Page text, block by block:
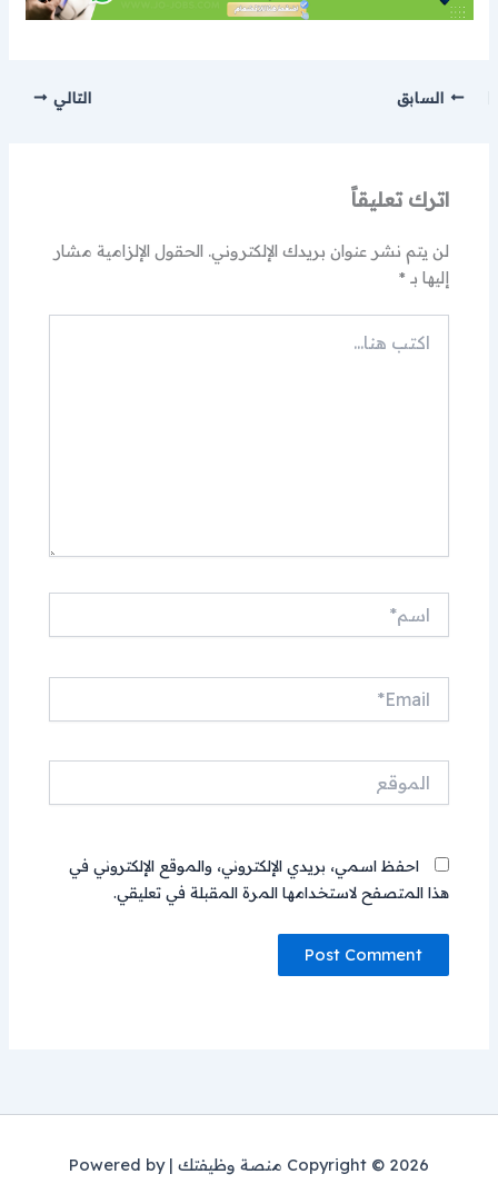
السابق التالي
اترك تعليقاً
لن يتم نشر عنوان بريدك الإلكتروني. الحقول الإلزامية مشار
إليها بـ *
هنا...
Email*
احفظ اسمي، بريدي الإلكتروني، والموقع الإلكتروني في
هذا المتصفح لاستخدامها المرة المقبلة في تعليقي.
Copyright © 2026 منصة وظيفتك | Powered by